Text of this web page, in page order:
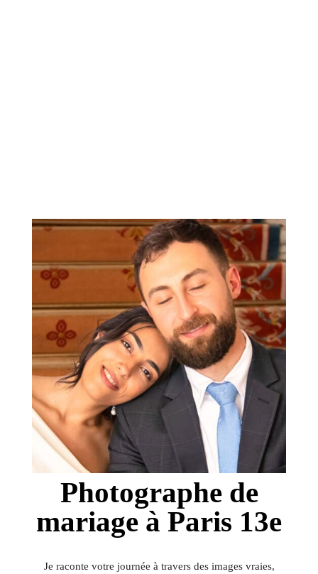
Photographe de
mariage à Paris 13e
Je raconte votre journée à travers des images vraies,